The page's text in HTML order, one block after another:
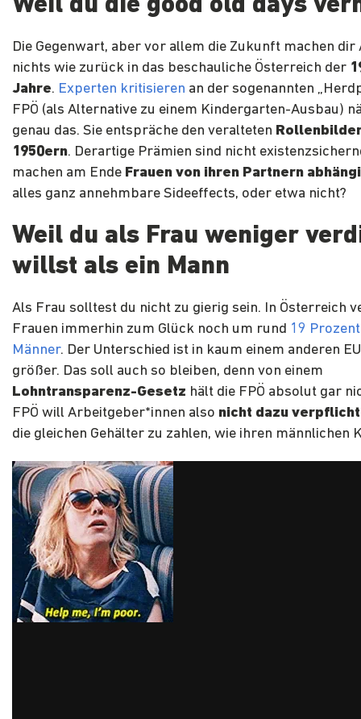
Weil du die good old days
Die Gegenwart, aber vor allem die Zukunft machen dir
nichts wie zurück in das beschauliche Österreich der
Jahre. Experten kritisieren an der sogenannten
FPÖ (als Alternative zu einem Kindergarten-Ausbau)
genau das. Sie entspräche den veralteten
1950ern. Derartige Prämien sind nicht
machen am Ende Frauen von ihren Partnern
alles ganz annehmbare Sideeffects, oder etwa nicht?
Weil du als Frau weniger
willst als ein Mann
Als Frau solltest du nicht zu gierig sein. In Österreich
Frauen immerhin zum Glück noch um rund 19
Männer. Der Unterschied ist in kaum einem anderen
größer. Das soll auch so bleiben, denn von einem
Lohntransparenz-Gesetz hält die FPÖ absolut gar
FPÖ will Arbeitgeber*innen also nicht dazu
die gleichen Gehälter zu zahlen, wie ihren männlichen